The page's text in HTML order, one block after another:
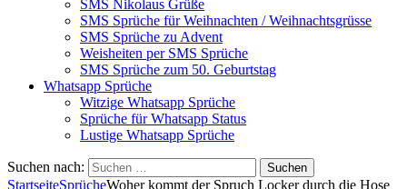
SMS Nikolaus Grüße
SMS Sprüche für Weihnachten / Weihnachtsgrüsse
SMS Sprüche zu Advent
Weisheiten per SMS Sprüche
SMS Sprüche zum 50. Geburtstag
Whatsapp Sprüche
Witzige Whatsapp Sprüche
Sprüche für Whatsapp Status
Lustige Whatsapp Sprüche
Suchen nach:
StartseiteSprücheWoher kommt der Spruch Locker durch die Hose